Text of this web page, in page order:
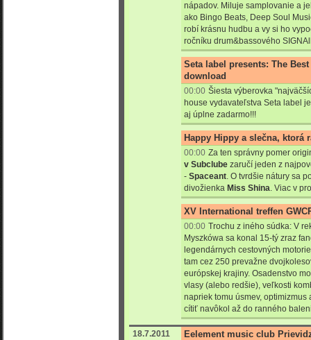
nápadov. Miluje samplovanie a
ako Bingo Beats, Deep Soul
robí krásnu hudbu a vy si ho
ročníku drum&bassového
Seta label presents: The
download
00:00 Šiesta výberovka
house vydavateľstva Seta label
aj úplne zadarmo!!!
Happy Hippy a slečna, ktorá
00:00 Za ten správny pomer
v Subclube zaručí jeden z
- Spaceant. O tvrdšie nátury sa
divožienka Miss Shina. Viac v
XV International treffen
00:00 Trochu z iného súdka: V
Myszkówa sa konal 15-tý zraz
legendárnych cestovných
tam cez 250 prevažne
európskej krajiny. Osadenstvo
vlasy (alebo redšie), veľkosti
napriek tomu úsmev,
cítiť navôkol až do ranného
18.7.2011
Eelement music club